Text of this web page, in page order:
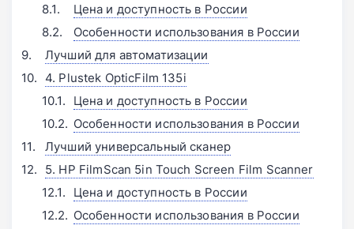
Цена и доступность в России
Особенности использования в России
Лучший для автоматизации
4. Plustek OpticFilm 135i
Цена и доступность в России
Особенности использования в России
Лучший универсальный сканер
5. HP FilmScan 5in Touch Screen Film Scanner
Цена и доступность в России
Особенности использования в России